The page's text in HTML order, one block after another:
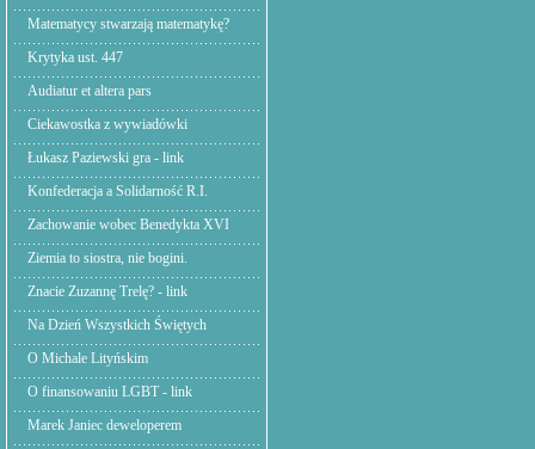
Matematycy stwarzają matematykę?
Krytyka ust. 447
Audiatur et altera pars
Ciekawostka z wywiadówki
Łukasz Paziewski gra - link
Konfederacja a Solidarność R.I.
Zachowanie wobec Benedykta XVI
Ziemia to siostra, nie bogini.
Znacie Zuzannę Trelę? - link
Na Dzień Wszystkich Świętych
O Michale Lityńskim
O finansowaniu LGBT - link
Marek Janiec deweloperem